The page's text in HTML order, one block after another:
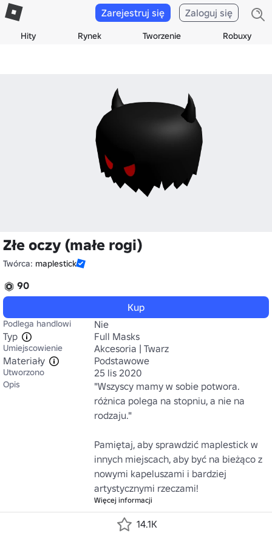
Hity Rynek Tworzenie Robuxy
Zarejestruj się Zaloguj się
Złe oczy (małe rogi)
Twórca: maplestick
90
Kup
Podlega handlowi
Nie
Typ
Full Masks
Umiejscowienie
Akcesoria | Twarz
Materiały
Podstawowe
Utworzono 25 lis 2020
Opis
"Wszyscy mamy w sobie potwora.
różnica polega na stopniu, a nie na
rodzaju."
Pamiętaj, aby sprawdzić maplestick w
innych miejscach, aby być na bieżąco z
nowymi kapeluszami i bardziej
artystycznymi rzeczami!
Więcej informacji
14.1K